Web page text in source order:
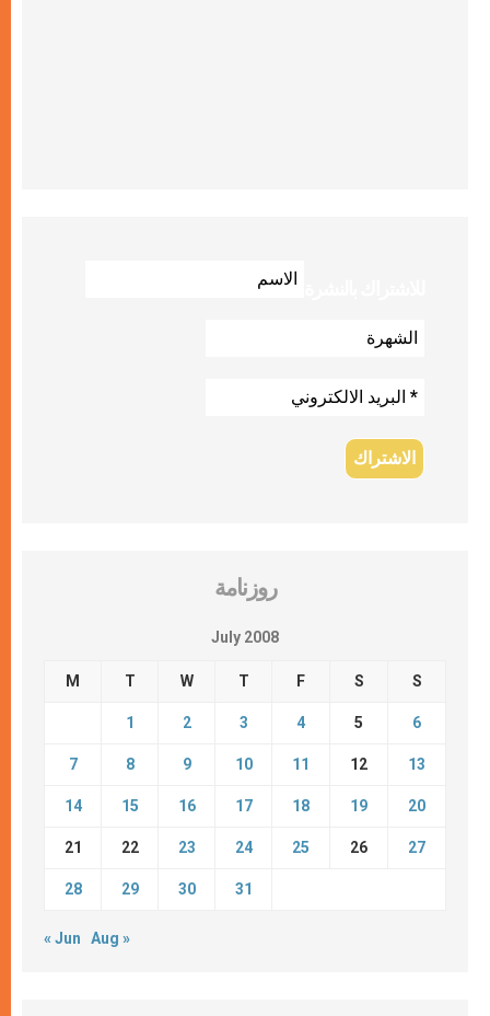
روزنامة
July 2008
M T W T F S S
1 2 3 4 5 6
7 8 9 10 11 12 13
14 15 16 17 18 19 20
21 22 23 24 25 26 27
28 29 30 31
« Jun Aug »